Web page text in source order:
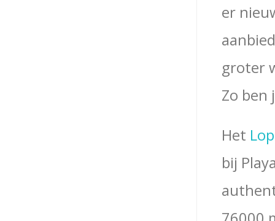
er
groter
Zo ben
Het
bij